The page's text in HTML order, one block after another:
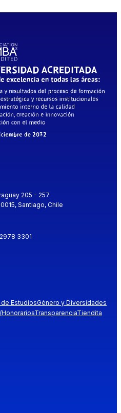
205 - 257
Santiago, Chile
3301
EstudiosGénero y Diversidades
TransparenciaTiendita